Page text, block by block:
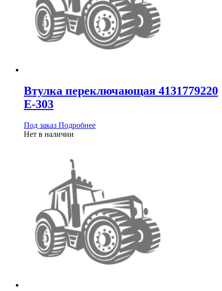
Втулка переключающая 4131779220
Е-303
Под заказ Подробнее
Нет в наличии